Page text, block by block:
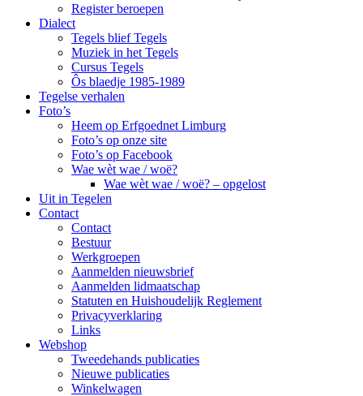
Register beroepen
Dialect
Tegels blief Tegels
Muziek in het Tegels
Cursus Tegels
Ôs blaedje 1985-1989
Tegelse verhalen
Foto’s
Heem op Erfgoednet Limburg
Foto’s op onze site
Foto’s op Facebook
Wae wèt wae / woë?
Wae wèt wae / woë? – opgelost
Uit in Tegelen
Contact
Contact
Bestuur
Werkgroepen
Aanmelden nieuwsbrief
Aanmelden lidmaatschap
Statuten en Huishoudelijk Reglement
Privacyverklaring
Links
Webshop
Tweedehands publicaties
Nieuwe publicaties
Winkelwagen